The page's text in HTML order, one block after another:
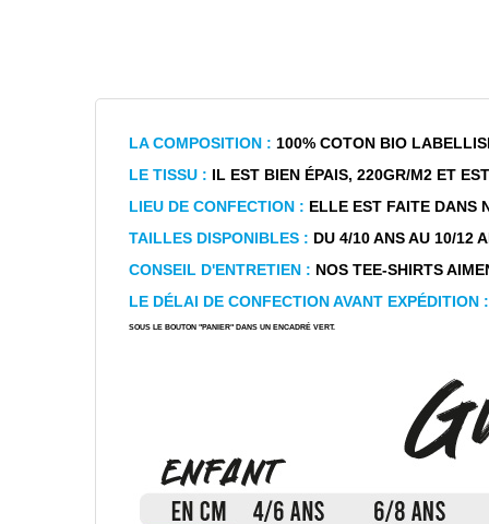
LA COMPOSITION : 100% COTON BIO
LE TISSU : IL EST BIEN ÉPAIS, 220GR/M2 ET
LIEU DE CONFECTION : ELLE EST FAITE DANS
TAILLES DISPONIBLES : DU 4/10 ANS AU 10/
CONSEIL D'ENTRETIEN : NOS TEE-SHIRTS
LE DÉLAI DE CONFECTION AVANT EXPÉDITION :
SOUS LE BOUTON "PANIER" DANS UN ENCADRÉ VERT.